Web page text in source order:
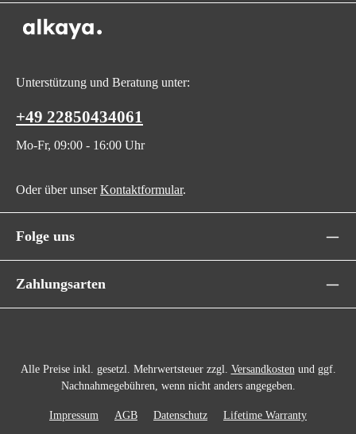
Unterstützung und Beratung unter:
+49 22850434061
Mo-Fr, 09:00 - 16:00 Uhr
Oder über unserKontaktformular.
Folge uns
Zahlungsarten
Alle Preise inkl. gesetzl. Mehrwertsteuer zzgl. Versandkosten und ggf.
Nachnahmegebühren, wenn nicht anders angegeben.
Impressum AGB Datenschutz Lifetime Warranty